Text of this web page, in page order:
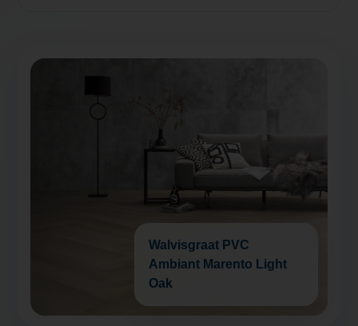
Walvisgraat PVC
Ambiant Marento Light
Oak